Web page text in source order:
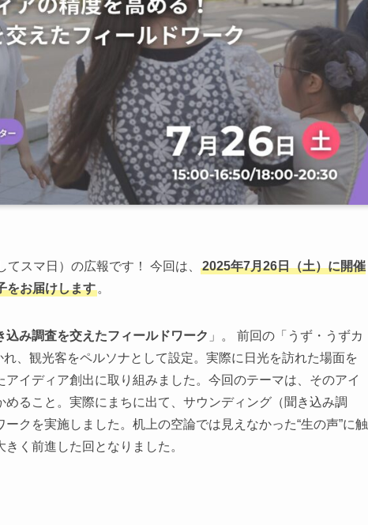
スマ日）の広報です！ 今回は、
2025年7月26日（土）に開催
をお届けします 。
み調査を交えたフィールドワーク 」。 前回の「うず・うずカ
、観光客をペルソナとして設定。実際に日光を訪れた場面を
イディア創出に取り組みました。今回のテーマは、そのアイ
ること。実際にまちに出て、サウンディング（聞き込み調
クを実施しました。机上の空論では見えなかった“生の声”に触
く前進した回となりました。